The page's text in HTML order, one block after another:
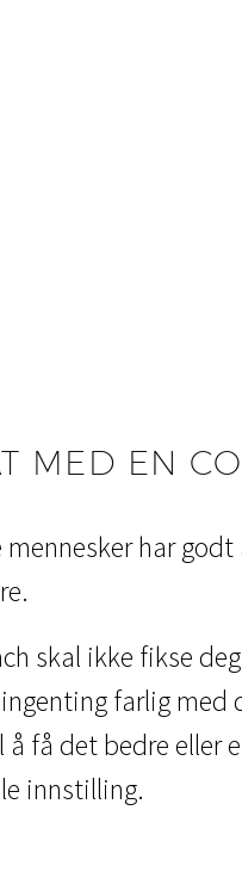
MED EN
mennesker har
skal ikke fikse
farlig med
å få det bedre eller
innstilling.